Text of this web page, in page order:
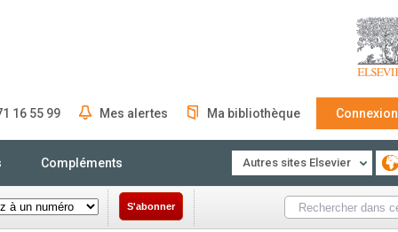
16 55 99 Mes alertes Ma bibliothèque Connexion
Compléments Autres sites Elsevier
S'abonner